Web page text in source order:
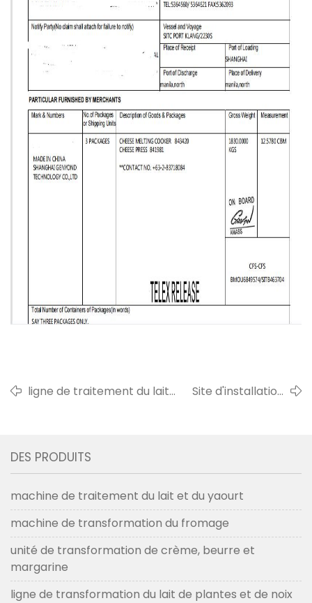
ligne de traitement du lait
le client du bhoutan en 2017
Site d'installation
2016
DES PRODUITS
machine de traitement du lait et du yaourt
machine de transformation du fromage
unité de transformation de crème, beurre et
margarine
ligne de transformation du lait de plantes et de noix